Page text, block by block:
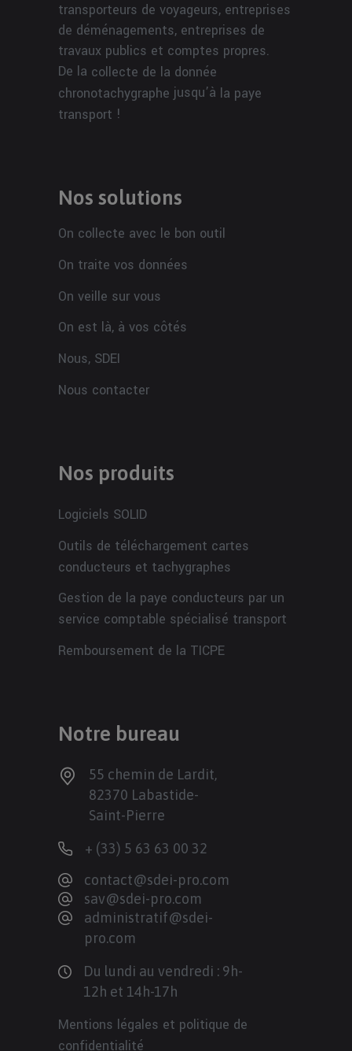
transporteurs de voyageurs, entreprises
de déménagements, entreprises de
travaux publics et comptes propres.
De la collecte de la donnée
chronotachygraphe jusqu’à la paye
transport !
Nos solutions
On collecte avec le bon outil
On traite vos données
On veille sur vous
On est là, à vos côtés
Nous, SDEI
Nous contacter
Nos produits
Logiciels SOLID
Outils de téléchargement cartes
conducteurs et tachygraphes
Gestion de la paye conducteurs par un
service comptable spécialisé transport
Remboursement de la TICPE
Notre bureau
55 chemin de Lardit,
82370 Labastide-
Saint-Pierre
+ (33) 5 63 63 00 32
contact@sdei-pro.com
sav@sdei-pro.com
administratif@sdei-
pro.com
Du lundi au vendredi : 9h-
12h et 14h-17h
Mentions légales et politique de
confidentialité